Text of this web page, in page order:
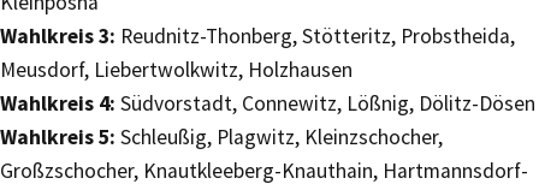
Wahlkreis 3: Reudnitz-Thonberg, Stötteritz, Probstheida,
Meusdorf, Liebertwolkwitz, Holzhausen
Wahlkreis 4: Südvorstadt, Connewitz, Lößnig, Dölitz-Dösen
Wahlkreis 5: Schleußig, Plagwitz, Kleinzschocher,
Großzschocher, Knautkleeberg-Knauthain, Hartmannsdorf-